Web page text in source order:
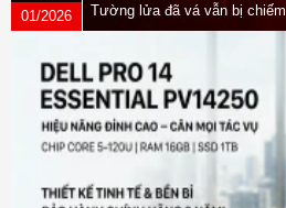
01/2026
Tường lửa đã vá vẫn bị chiếm
quyền